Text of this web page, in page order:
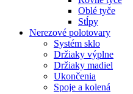
Oblé tyče
Stĺpy
Nerezové polotovary
Systém sklo
Držiaky výplne
Držiaky madiel
Ukončenia
Spoje a kolená